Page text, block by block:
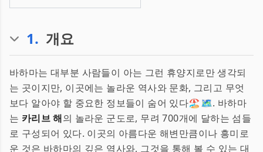
1. 개요
바하마는 대부분 사람들이 아는 그런 휴양지로만 생각되
는 곳이지만, 이곳에는 놀라운 역사와 문화, 그리고 무엇
보다 알아야 할 중요한 정보들이 숨어 있다🏖️🗺️. 바하마
는 카리브 해의 놀라운 군도로, 무려 700개에 달하는 섬들
로 구성되어 있다. 이곳의 아름다운 해변만큼이나 흥미로
운 것은 바하마의 깊은 역사와, 그것을 통해 볼 수 있는 대